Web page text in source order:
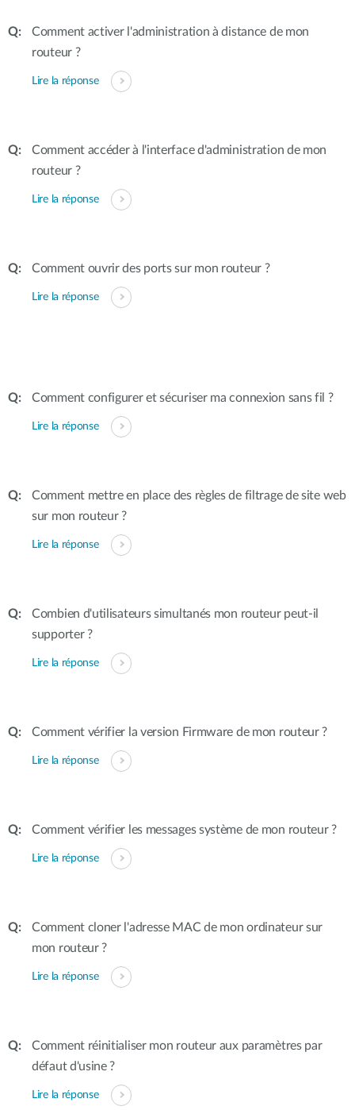
Comment activer l'administration à distance de mon
routeur ?
Lire la réponse
Comment accéder à l'interface d'administration de mon
routeur ?
Lire la réponse
Comment ouvrir des ports sur mon routeur ?
Lire la réponse
Comment configurer et sécuriser ma connexion sans fil ?
Lire la réponse
Comment mettre en place des règles de filtrage de site web
sur mon routeur ?
Lire la réponse
Combien d'utilisateurs simultanés mon routeur peut-il
supporter ?
Lire la réponse
Comment vérifier la version Firmware de mon routeur ?
Lire la réponse
Comment vérifier les messages système de mon routeur ?
Lire la réponse
Comment cloner l'adresse MAC de mon ordinateur sur
mon routeur ?
Lire la réponse
Comment réinitialiser mon routeur aux paramètres par
défaut d'usine ?
Lire la réponse